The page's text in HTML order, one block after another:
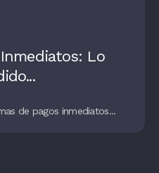
Lo
de pagos inmediatos...